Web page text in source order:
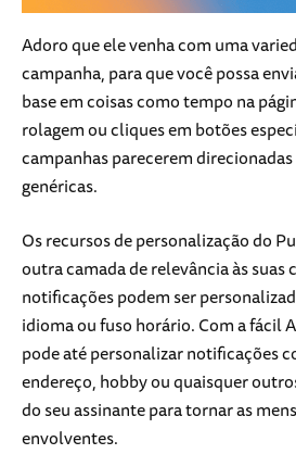
Adoro que ele venha com uma
campanha, para que você possa
base em coisas como tempo na
rolagem ou cliques em botões
campanhas parecerem
genéricas.
Os recursos de personalização do
outra camada de relevância às suas
notificações podem ser
idioma ou fuso horário. Com a fácil
pode até personalizar notificações
endereço, hobby ou quaisquer
do seu assinante para tornar as
envolventes.